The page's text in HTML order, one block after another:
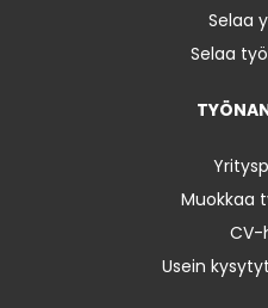
Selaa
Selaa
Muokkaa
CV-
Usein